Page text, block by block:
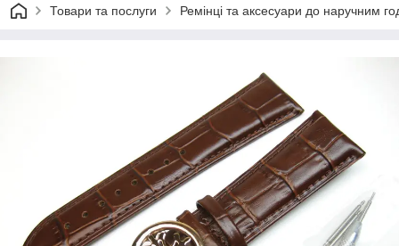
Товари та послуги Ремінці та аксесуари до наручним